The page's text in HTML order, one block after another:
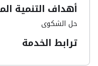
أهداف التنمية
حل الشكوى
ترابط الخدمة